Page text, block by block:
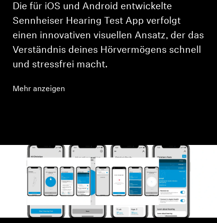
Die für iOS und Android entwickelte
Sennheiser Hearing Test App verfolgt
einen innovativen visuellen Ansatz, der das
Verständnis deines Hörvermögens schnell
und stressfrei macht.
Mehr anzeigen